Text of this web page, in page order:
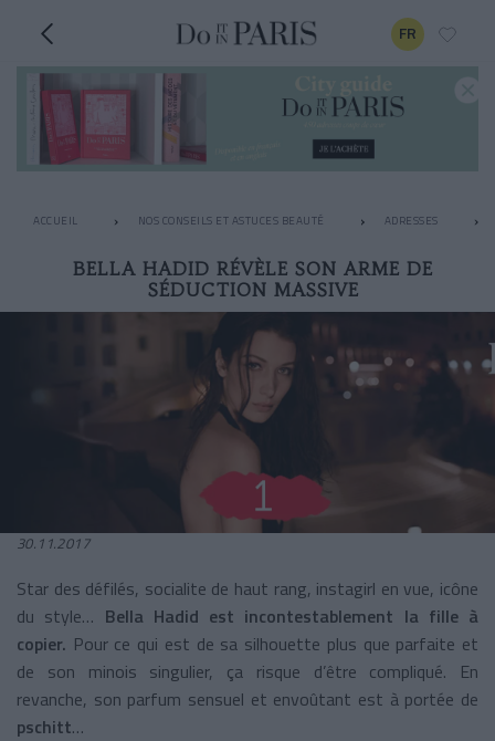
FR
ACCUEIL NOS CONSEILS ET ASTUCES BEAUTÉ ADRESSES
BELLA HADID RÉVÈLE SON ARME DE
SÉDUCTION MASSIVE
30.11.2017
Star des défilés, socialite de haut rang, instagirl en vue, icône
du style… Bella Hadid est incontestablement la fille à
copier. Pour ce qui est de sa silhouette plus que parfaite et
de son minois singulier, ça risque d’être compliqué. En
revanche, son parfum sensuel et envoûtant est à portée de
pschitt…